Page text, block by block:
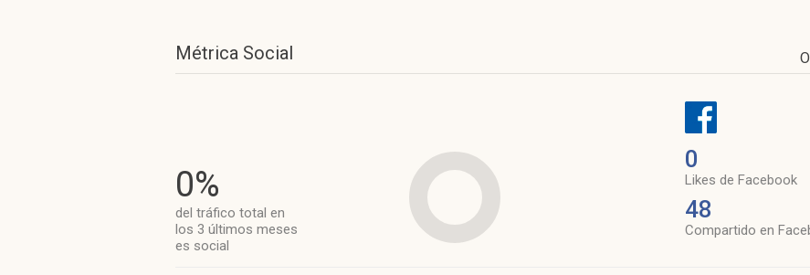
Métrica Social
0%
del tráfico total en
los 3 últimos meses
es social
0
Likes de Facebook
48
Compartido en